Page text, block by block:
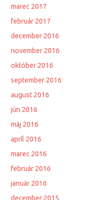
marec 2017
február 2017
december 2016
november 2016
október 2016
september 2016
august 2016
jún 2016
máj 2016
apríl 2016
marec 2016
február 2016
január 2016
december 2015